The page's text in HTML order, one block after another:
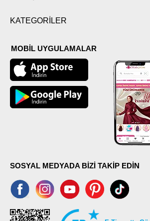
KATEGORİLER
MOBİL UYGULAMALAR
SOSYAL MEDYADA BİZİ TAKİP EDİN